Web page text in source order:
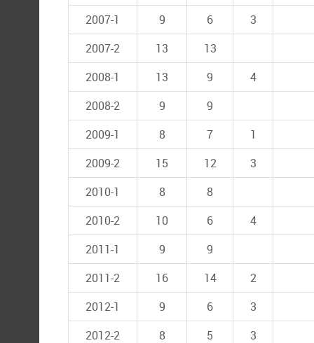
2007-1
9 6
3
2007-2
13
13
2008-1
13 9
4
2008-2
9
9
2009-1
8 7
1
2009-2
15 12
3
2010-1
8
8
2010-2
10 6
4
2011-1
9
9
2011-2
16 14
2
2012-1
9 6
3
2012-2
8 5
3